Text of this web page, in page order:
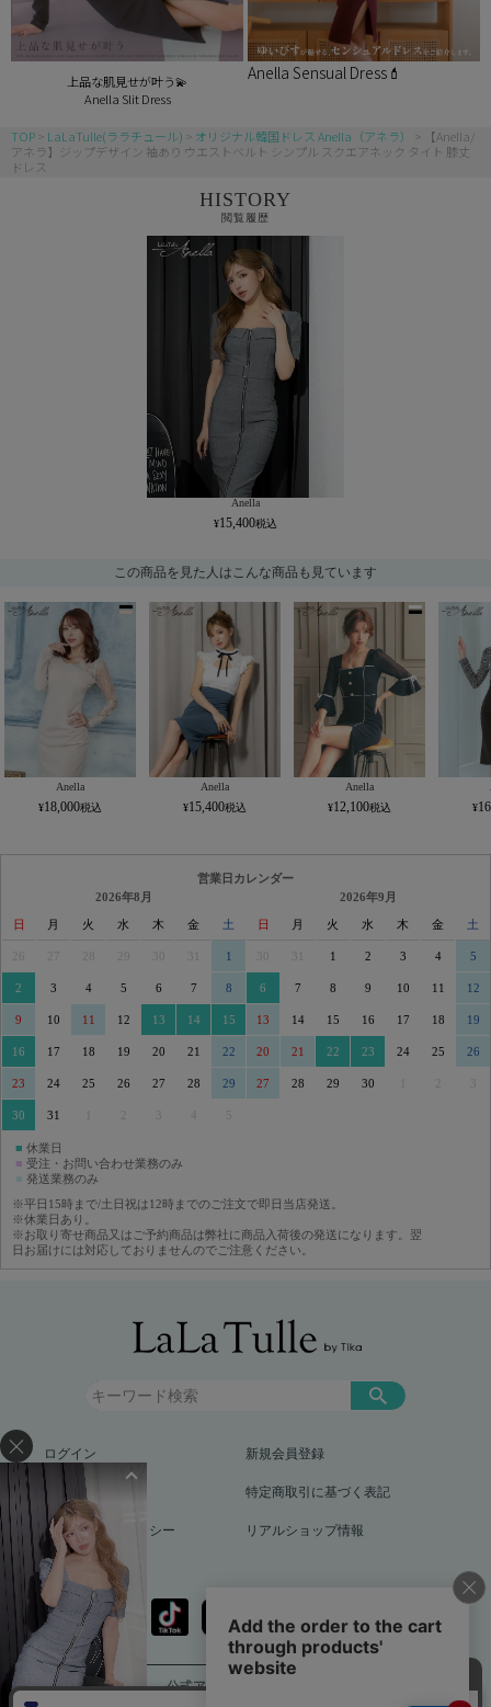
上品な肌見せが叶う💫
Anella Slit Dress
Anella Sensual Dress💄
TOP LaLaTulle(ララチュール) オリジナル韓国ドレス Anella（アネラ）
【Anella/
アネラ】ジップデザイン 袖あり ウエストベルト シンプル スクエアネック タイト 膝丈
ドレス
HISTORY
閲覧履歴
Anella
15,400
この商品を見た人はこんな商品も見ています
Anella
18,000
Anella
15,400
Anella
12,100
営業日カレンダー
2026年8月
日 月 火 水 木 金 土
29 30 31 1
2 3 4 5 6 7 8
9 10 11 12 13 14 15
16 17 18 19 20 21 22
23 24 25 26 27 28 29
30 31 3 5
2026年9月
日 月 火 水 木 金 土
30 31 1 2 3 4 5
6 7 8 9 10 11 12
13 14 15 16 17 18 19
20 21 22 23 24 25 26
27 28 29 30 3
■ 休業日
■ 受注・お問い合わせ業務のみ
■ 発送業務のみ
※平日15時まで/土日祝は12時までのご注文で即日当店発送。
※休業日あり。
※お取り寄せ商品又はご予約商品は弊社に商品入荷後の発送になります。翌
日お届けには対応しておりませんのでご注意ください。
ログイン 新規会員登録
お買い物ガイド 特定商取引に基づく表記
プライバシーポリシー リアルショップ情報
公式アプリをダウンロード